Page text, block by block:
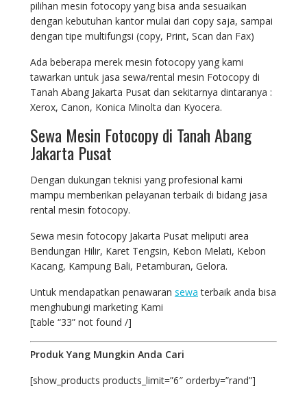
pilihan mesin fotocopy yang bisa anda sesuaikan
dengan kebutuhan kantor mulai dari copy saja, sampai
dengan tipe multifungsi (copy, Print, Scan dan Fax)
Ada beberapa merek mesin fotocopy yang kami
tawarkan untuk jasa sewa/rental mesin Fotocopy di
Tanah Abang Jakarta Pusat dan sekitarnya dintaranya :
Xerox, Canon, Konica Minolta dan Kyocera.
Sewa Mesin Fotocopy di Tanah Abang
Jakarta Pusat
Dengan dukungan teknisi yang profesional kami
mampu memberikan pelayanan terbaik di bidang jasa
rental mesin fotocopy.
Sewa mesin fotocopy Jakarta Pusat meliputi area
Bendungan Hilir, Karet Tengsin, Kebon Melati, Kebon
Kacang, Kampung Bali, Petamburan, Gelora.
Untuk mendapatkan penawaran sewa terbaik anda bisa
menghubungi marketing Kami
[table “33” not found /]
Produk Yang Mungkin Anda Cari
[show_products products_limit=”6″ orderby=”rand”]